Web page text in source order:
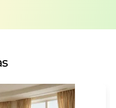
de datos. LUMITOS
o de investigación de
en todo momento su
por correo postal a
2, 12489 Berlín